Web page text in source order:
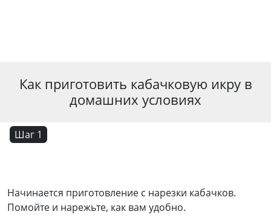
Как приготовить кабачковую икру в
домашних условиях
Шаг 1
Начинается приготовление с нарезки кабачков.
Помойте и нарежьте, как вам удобно.